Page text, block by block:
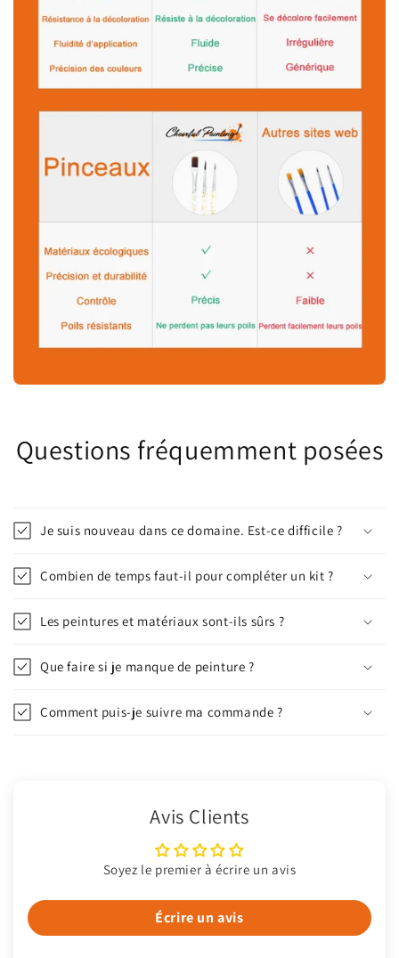
Questions fréquemment posées
Je suis nouveau dans ce domaine. Est-ce difficile ?
Combien de temps faut-il pour compléter un kit ?
Les peintures et matériaux sont-ils sûrs ?
Que faire si je manque de peinture ?
Comment puis-je suivre ma commande ?
Avis Clients
Soyez le premier à écrire un avis
Écrire un avis